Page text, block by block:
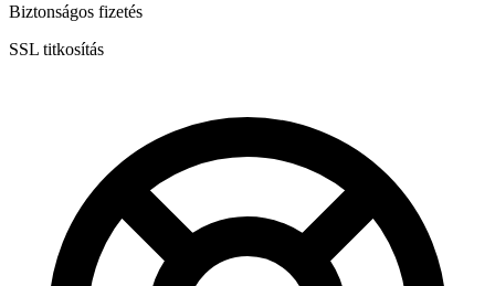
Biztonságos fizetés
SSL titkosítás